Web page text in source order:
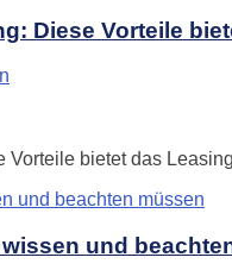
Diese Vorteile
Vorteile bietet das
und